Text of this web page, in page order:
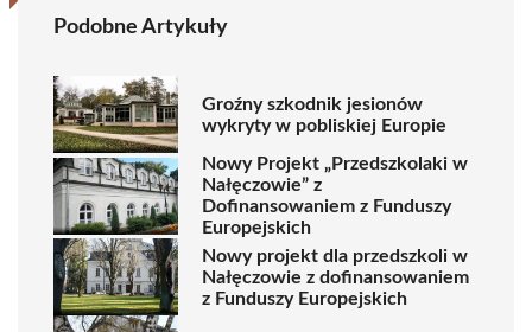
Podobne Artykuły
Groźny szkodnik jesionów
wykryty w pobliskiej Europie
Nowy Projekt „Przedszkolaki w
Nałęczowie” z
Dofinansowaniem z Funduszy
Europejskich
Nowy projekt dla przedszkoli w
Nałęczowie z dofinansowaniem
z Funduszy Europejskich